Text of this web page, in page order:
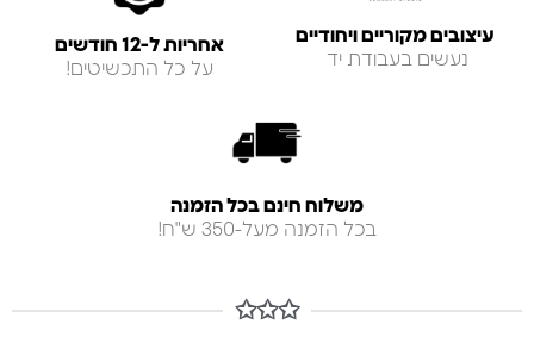
עיצובים מקוריים ויחודיים
נעשים בעבודת יד
אחריות ל-12 חודשים
על כל התכשיטים!
משלוח חינם בכל הזמנה
בכל הזמנה מעל-350 ש"ח!
✩✩✩